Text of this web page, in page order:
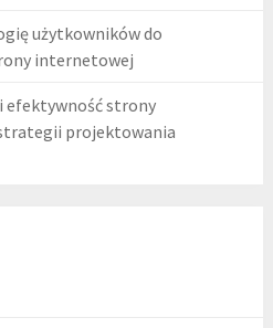
użytkowników do
internetowej
efektywność strony
projektowania